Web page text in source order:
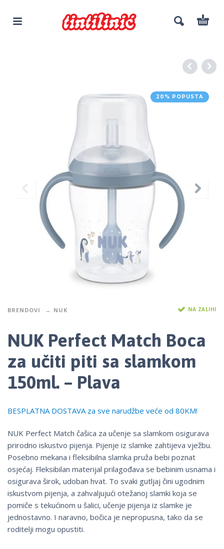
20% POPUSTA
BRENDOVI NUK NA ZALIHI
NUK Perfect Match Boca
za učiti piti sa slamkom
150ml. – Plava
BESPLATNA DOSTAVA za sve narudžbe veće od 80KM!
NUK Perfect Match čašica za učenje sa slamkom osigurava
prirodno iskustvo pijenja. Pijenje iz slamke zahtijeva vježbu.
Posebno mekana i fleksibilna slamka pruža bebi poznat
osjećaj. Fleksibilan materijal prilagođava se bebinim usnama i
osigurava širok, udoban hvat. To svaki gutljaj čini ugodnim
iskustvom pijenja, a zahvaljujući otežanoj slamki koja se
pomiče s tekućinom u šalici, učenje pijenja iz slamke je
jednostavno. I naravno, bočica je nepropusna, tako da se
roditelji mogu opustiti.